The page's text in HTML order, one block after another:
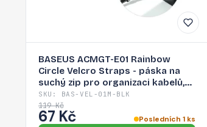
BASEUS ACMGT-E01 Rainbow
Circle Velcro Straps - páska na
suchý zip pro organizaci kabelů,
1m, černá
SKU: BAS-VEL-01M-BLK
119 Kč
67 Kč Posledních 1 ks